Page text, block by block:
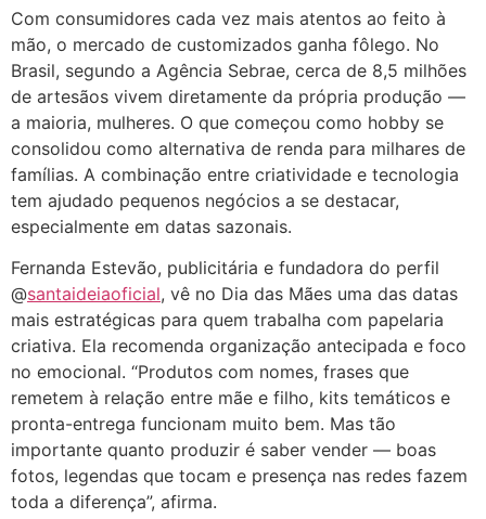
Com consumidores cada vez mais atentos ao feito à
mão, o mercado de customizados ganha fôlego. No
Brasil, segundo a Agência Sebrae, cerca de 8,5 milhões
de artesãos vivem diretamente da própria produção —
a maioria, mulheres. O que começou como hobby se
consolidou como alternativa de renda para milhares de
famílias. A combinação entre criatividade e tecnologia
tem ajudado pequenos negócios a se destacar,
especialmente em datas sazonais.
Fernanda Estevão, publicitária e fundadora do perfil
@santaideiaoficial, vê no Dia das Mães uma das datas
mais estratégicas para quem trabalha com papelaria
criativa. Ela recomenda organização antecipada e foco
no emocional. “Produtos com nomes, frases que
remetem à relação entre mãe e filho, kits temáticos e
pronta-entrega funcionam muito bem. Mas tão
importante quanto produzir é saber vender — boas
fotos, legendas que tocam e presença nas redes fazem
toda a diferença”, afirma.